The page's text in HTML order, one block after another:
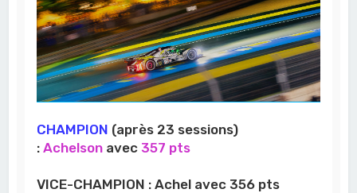
CHAMPION (après 23 sessions)
: Achelson avec 357 pts
VICE-CHAMPION : Achel avec 356 pts